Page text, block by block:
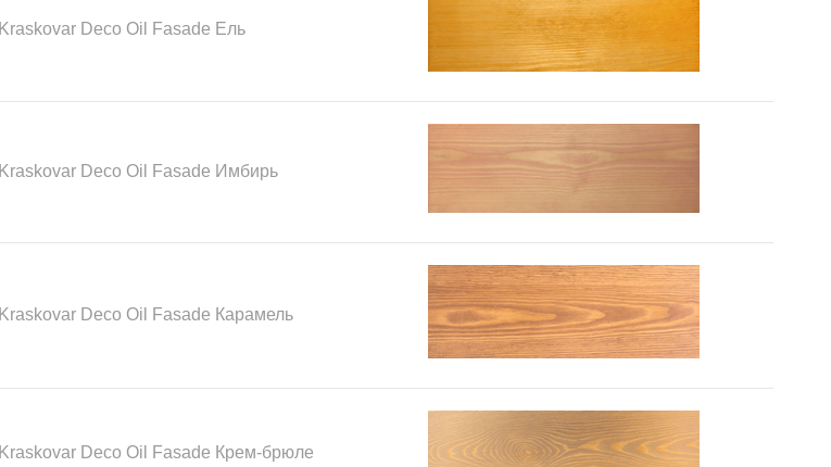
Kraskovar Deco Oil Fasade Ель
Kraskovar Deco Oil Fasade Имбирь
Kraskovar Deco Oil Fasade Карамель
Kraskovar Deco Oil Fasade Крем-брюле